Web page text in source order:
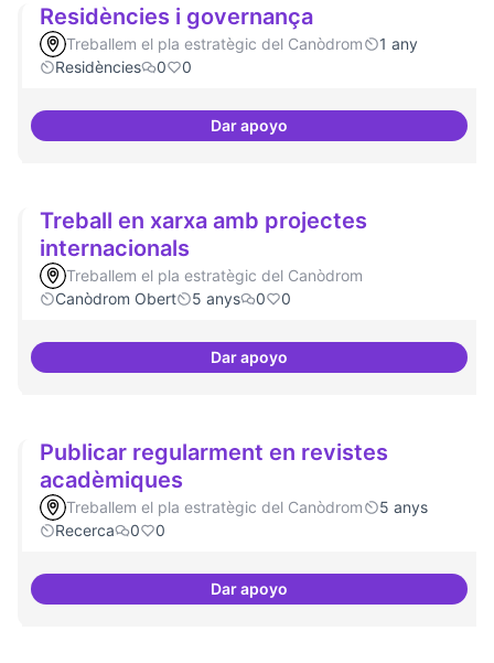
Residències i governança
Treballem el pla estratègic del Canòdrom
1 any
Residències
0 0
Dar apoyoResidències i governança
Treball en xarxa amb projectes
internacionals
Treballem el pla estratègic del Canòdrom
Canòdrom Obert
5 anys 0 0
Dar apoyoTreball en xarxa amb projectes
Publicar regularment en revistes
acadèmiques
Treballem el pla estratègic del Canòdrom
5 anys
Recerca
0 0
Dar apoyoPublicar regularment en